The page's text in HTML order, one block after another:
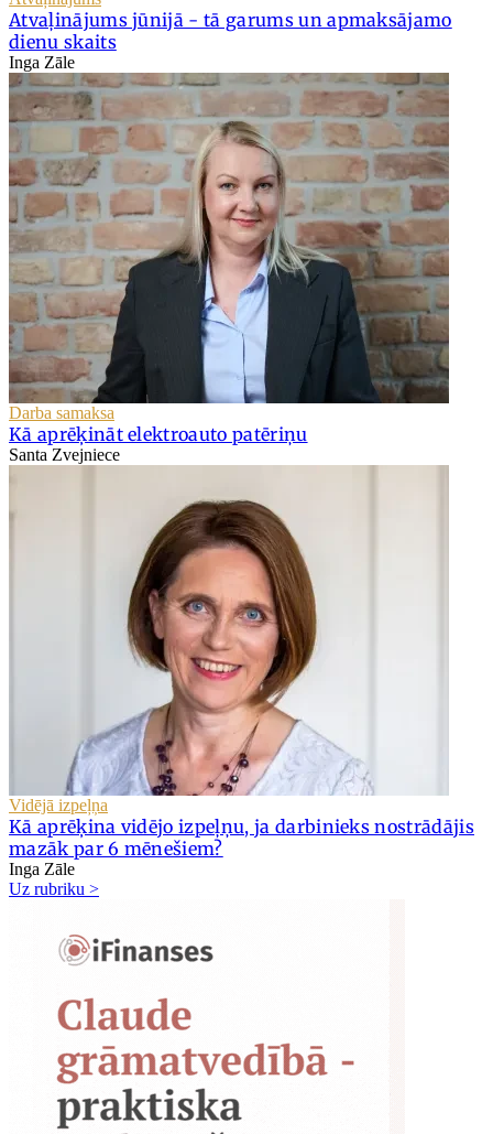
Atvaļinājums jūnijā - tā garums un apmaksājamo
dienu skaits
Inga Zāle
Darba samaksa
Kā aprēķināt elektroauto patēriņu
Santa Zvejniece
Vidējā izpeļņa
Kā aprēķina vidējo izpeļņu, ja darbinieks nostrādājis
mazāk par 6 mēnešiem?
Inga Zāle
Uz rubriku >